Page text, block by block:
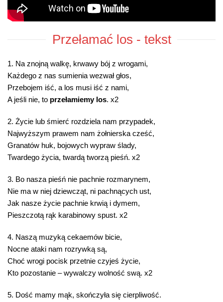
Przełamać los - tekst
1. Na znojną walkę, krwawy bój z wrogami,
Każdego z nas sumienia wezwał głos,
Przebojem iść, a los musi iść z nami,
A jeśli nie, to przełamiemy los. x2
2. Życie lub śmierć rozdziela nam przypadek,
Najwyższym prawem nam żołnierska cześć,
Granatów huk, bojowych wypraw ślady,
Twardego życia, twardą tworzą pieśń. x2
3. Bo nasza pieśń nie pachnie rozmarynem,
Nie ma w niej dziewcząt, ni pachnących ust,
Jak nasze życie pachnie krwią i dymem,
Pieszczotą rąk karabinowy spust. x2
4. Naszą muzyką cekaemów bicie,
Nocne ataki nam rozrywką są,
Choć wrogi pocisk przetnie czyjeś życie,
Kto pozostanie – wywalczy wolność swą. x2
5. Dość mamy mąk, skończyła się cierpliwość.